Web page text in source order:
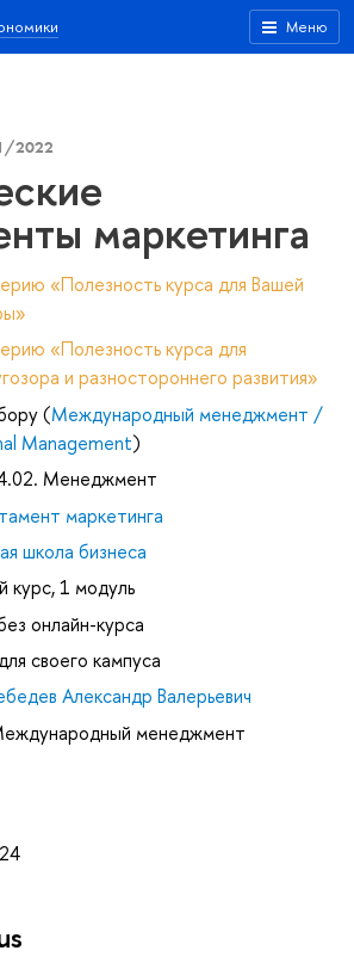
Меню
2022
маркетинга
«Полезность курса для Вашей
«Полезность курса для
и разностороннего развития»
(Международный менеджмент /
Management)
Менеджмент
маркетинга
школа бизнеса
курс, 1 модуль
онлайн-курса
своего кампуса
Александр Валерьевич
менеджмент
24